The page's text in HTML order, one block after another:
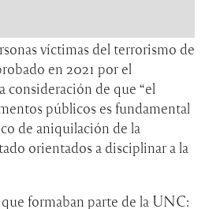
víctimas del terrorismo de
en 2021 por el
consideración de que “el
públicos es fundamental
de aniquilación de la
orientados a disciplinar a la
formaban parte de la UNC: